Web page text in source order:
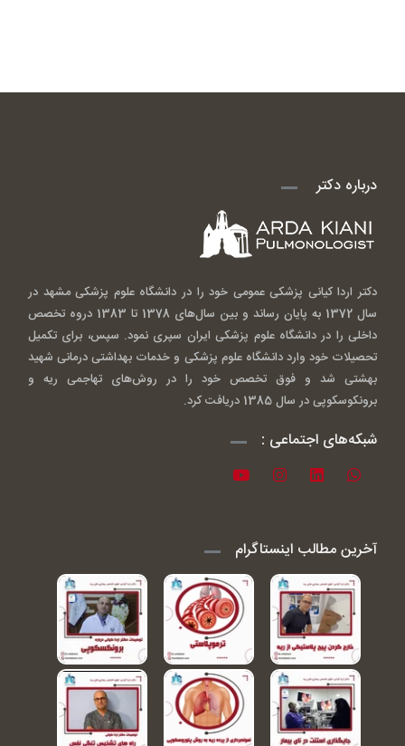
درباره دکتر
دکتر اردا کیانی پزشکی عمومی خود را در دانشگاه علوم پزشکی مشهد در
سال 1372 به پایان رساند و بین سال‌های 1378 تا 1383 دروه تخصص
داخلی را در دانشگاه علوم پزشکی ایران سپری نمود. سپس، برای تکمیل
تحصیلات خود وارد دانشگاه علوم پزشکی و خدمات بهداشتی درمانی شهید
بهشتی شد و فوق تخصص خود را در روش‌های تهاجمی ریه و
برونکوسکوپی در سال 1385 دریافت کرد.
شبکه‌های اجتماعی :
آخرین مطالب اینستاگرام